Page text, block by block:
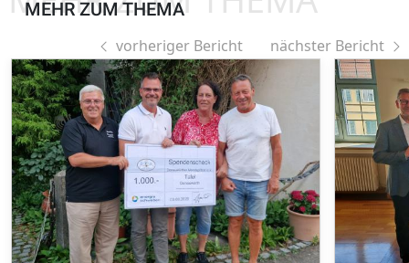
MEHR ZUM THEMA
vorheriger Bericht nächster Bericht